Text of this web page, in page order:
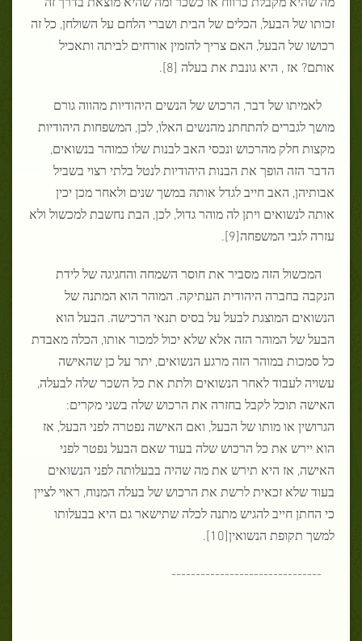
זכותו של הבעל, הכלים של הבית ושברי הלחם על השולחן, כל זה
רכושו של הבעל, האם צריך להזמין אורחים לביתה ותאכיל
אותם? אז , היא גונבת את בעלה [8].
לאמיתו של דבר, הרכוש של הנשים היהודיות מהווה גורם
מושך לגברים להתחתנ מהנשים האלו, לכן, המשפחות היהודיות
מקצות חלק מהרכוש ונכסי האב לבנות שלו כמוהר בנשואים,
הדבר הזה הופך את הבנות היהודיות לנטל בלתי רצוי בשביל
אבותיהן, האב חייב לגדל אותה במשך שנים ולאחר מכן יכין
אותה לנשואים ויתן לה מוהר גדול, לכן, הבת נחשבת למכשול ולא
עזרה לגבי המשפחה[9].
המכשול הזה מסביר את חוסר השמחה והחגיגה של לידת
הנקבה בחברה היהודית העתיקה. המוהר הוא המתנה של
הנשואים המוצגת לבעל על בסיס תנאי הרכישה. הבעל הוא
הבעל של המוהר הזה אלא שלא יכול למכור אותו, הכלה מאבדת
כל סמכות במוהר הזה מרגע הנשואים, יתר על כן שהאישה
עשויה לעבוד לאחר הנשואים ולתת את כל השכר שלה לבעלה,
האישה תוכל לקבל בחזרה את הרכוש שלה בשני מקרים:
הגרושין או מותו של הבעל, ואם האישה נפטרה לפני הבעל, אז
הוא יירש את כל הרכוש שלה בעוד שאם הבעל נפטר לפני
האישה, אז היא תירש את מה שהיה בבעלותה לפני הנשואים
בעוד שלא זכאית לרשת את הרכוש של בעלה המנוח, ראוי לציין
כי החתן חייב להגיש מתנה לכלה שתישאר גם היא בבעלותו
למשך תקופת הנשואין[10].
-------------------------------